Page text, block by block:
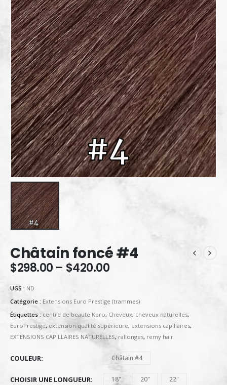
Châtain foncé #4
$298.00 – $420.00
UGS : ND
Catégorie : Extensions Euro Prestige (trammes)
Étiquettes : centre de beauté Kpro, Cheveux, cheveux naturelles,
EuroPrestige, extension qualité supérieure, extensions capillaires,
EXTENSIONS CAPILLAIRES NATURELLES, rallonges, remy hair
COULEUR Châtain #4
CHOISIR UNE LONGUEUR 18" 20"
22"